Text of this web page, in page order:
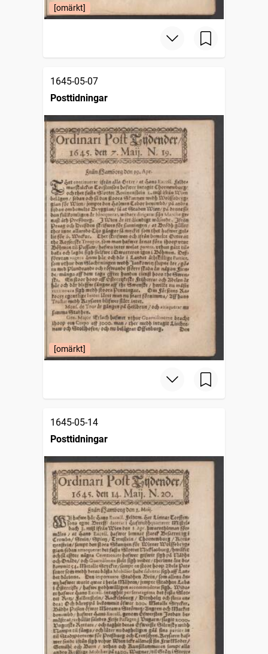
[omärkt]
1645-05-07
Posttidningar
[omärkt]
1645-05-14
Posttidningar